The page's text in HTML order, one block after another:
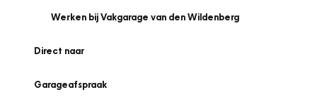
Werken bij Vakgarage van den Wildenberg
Direct naar
Garageafspraak